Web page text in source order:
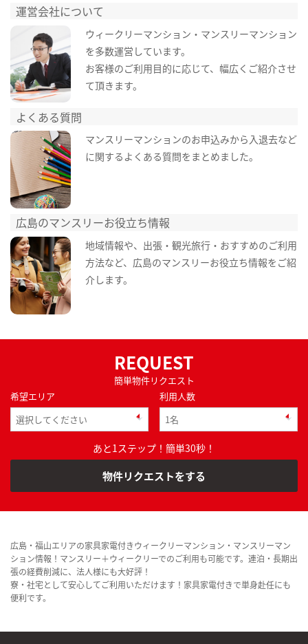
運営会社について
ウィークリーマンション・マンスリーマンション
を多数運営しています。
お客様のご利用目的に応じて、幅広くご紹介させ
て頂きます。
よくある質問
マンスリーマンションのお申込みから入退去など
に関するよくある質問をまとめました。
広島のマンスリーお役立ち情報
地域情報や、出張・観光旅行・おすすめのご利用
方法など、広島のマンスリーお役立ち情報をご紹
介します。
REQUEST
簡単物件リクエスト
希望エリア
利用人数
あと1ステップ！簡単30秒！
物件リクエストをする
広島・福山エリアの家具家電付きウィークリーマンション・マンスリーマン
ション情報！マンスリー＋ウィークリーでのご利用も可能です。連泊・長期出
張の経費削減に、法人様にも大好評！
寮・社宅として安心してご利用いただけます！家具家電付きで単身赴任にも
便利です。